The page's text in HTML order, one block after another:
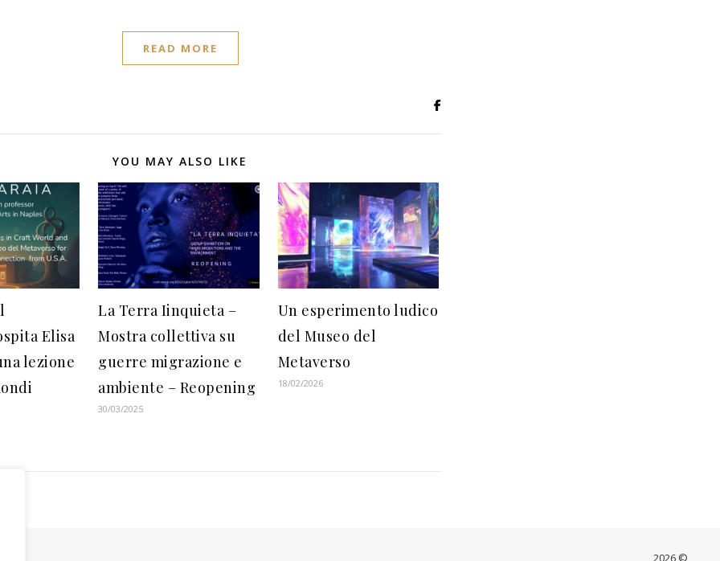
READ MORE
YOU MAY ALSO LIKE
Elisa
lezione
La Terra Iinquieta –
Mostra collettiva su
guerre migrazione e
ambiente – Reopening
30/03/2025
Un esperimento ludico
del Museo del
Metaverso
18/02/2026
2026 ©